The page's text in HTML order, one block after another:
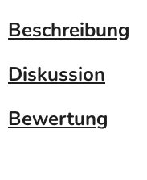
Beschreibung
Diskussion
Bewertung